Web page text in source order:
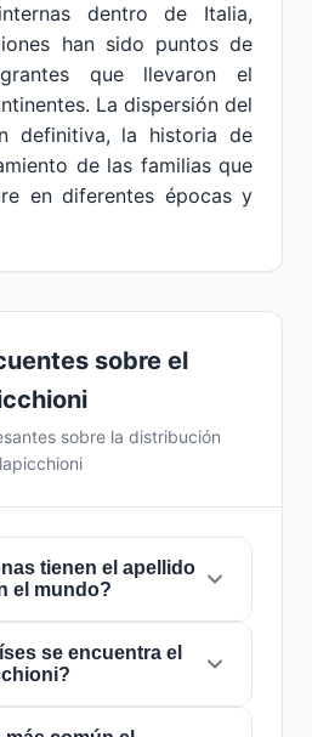
dentro de Italia,
han sido puntos de
que llevaron el
La dispersión del
definitiva, la historia de
de las familias que
en diferentes épocas y
sobre el
sobre la distribución
tienen el apellido
el mundo?
279
Colapicchioni
significa que
se encuentra el